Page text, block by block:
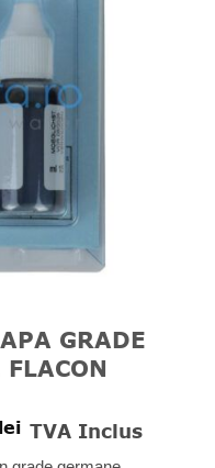
GRADE
leiPrețul
TVA Inclus